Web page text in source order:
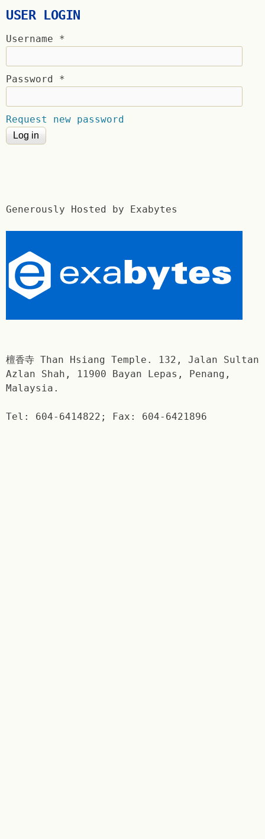
USER LOGIN
Username *
Password *
Request new password
Generously Hosted by Exabytes
檀香寺 Than Hsiang Temple. 132, Jalan Sultan
Azlan Shah, 11900 Bayan Lepas, Penang,
Malaysia.
Tel: 604-6414822; Fax: 604-6421896